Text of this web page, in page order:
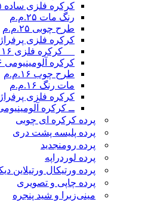
کرکره فلزی ساده ۲۵.م.م
رنگ مات ۲۵.م.م
طرح چوبی ۲۵.م.م
کرکره فلزی پرفراژ ۲۵.م.م
__ کرکره فلزی ۱۶ میلیمتری
کرکره آلومینیومی ۱۶.م.م ساده
طرح چوب ۱۶.م.م
مات رنگ ۱۶.م.م
کرکره فلزی پرفراژ ۱۶.م.م
ــ کرکره
پرده کرکره ای چوبی
پرده پلیسه پشت دری
پرده رومنجدید
پرده لوردراپه
پرده ورتیکال ورتیلاین
پرده چاپی و تصویری
مینی‌زبرا و شید پنجره